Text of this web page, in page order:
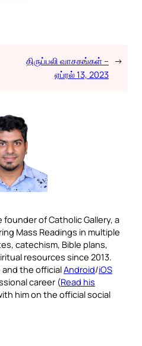
திருப்பலி வாசகங்கள் –
ஏப்ரல் 13, 2023
→
of Catholic Gallery, a
Mass Readings in multiple
catechism, Bible plans,
resources since 2013.
the officialAndroid/iOS
career (Read his
him on the official social